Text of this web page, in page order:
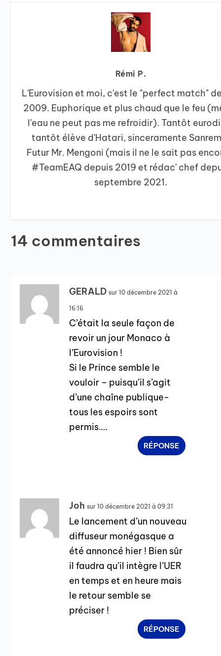
Rémi P.
L'Eurovision et moi, c'est le "perfect match"
2009. Euphorique et plus chaud que le feu
l'eau ne peut pas me refroidir). Tantôt
tantôt élève d'Hatari, sinceramente
Futur Mr. Mengoni (mais il ne le sait pas
#TeamEAQ depuis 2019 et rédac' chef
septembre 2021.
14 commentaires
GERALD sur 10 décembre 2021 à
16:16
C’était la seule façon de
revoir un jour Monaco à
l’Eurovision !
Si le Prince semble le
vouloir – puisqu’il s’agit
d’une chaîne publique-
tous les espoirs sont
permis….
RÉPONSE
Joh sur 10 décembre 2021 à 09:31
Le lancement d’un nouveau
diffuseur monégasque a
été annoncé hier ! Bien sûr
il faudra qu’il intègre l’UER
en temps et en heure mais
le retour semble se
préciser !
RÉPONSE